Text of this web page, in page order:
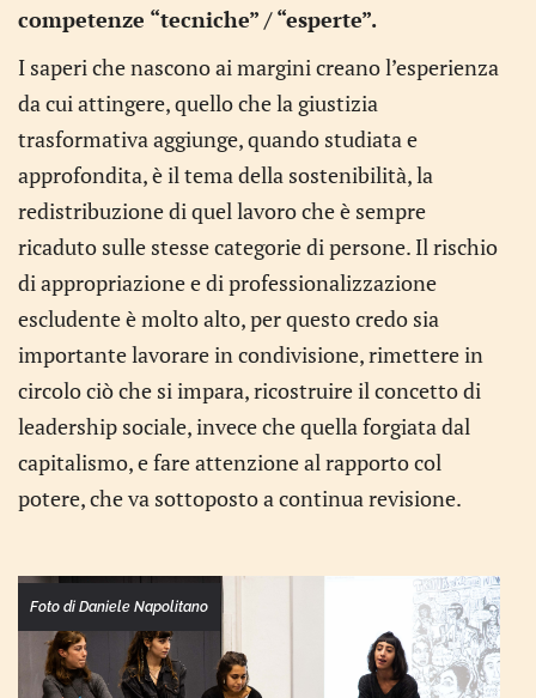
competenze “tecniche” / “esperte”.
I saperi che nascono ai margini creano l’esperienza
da cui attingere, quello che la giustizia
trasformativa aggiunge, quando studiata e
approfondita, è il tema della sostenibilità, la
redistribuzione di quel lavoro che è sempre
ricaduto sulle stesse categorie di persone. Il rischio
di appropriazione e di professionalizzazione
escludente è molto alto, per questo credo sia
importante lavorare in condivisione, rimettere in
circolo ciò che si impara, ricostruire il concetto di
leadership sociale, invece che quella forgiata dal
capitalismo, e fare attenzione al rapporto col
potere, che va sottoposto a continua revisione.
Foto di Daniele Napolitano